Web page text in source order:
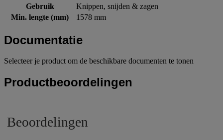
Gebruik
Knippen, snijden & zagen
Min. lengte (mm)
1578 mm
Documentatie
Selecteer je product om de beschikbare documenten te tonen
Productbeoordelingen